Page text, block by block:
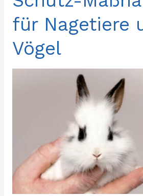
für Nagetiere
Vögel
Maßnahmen
für
und
Vögel